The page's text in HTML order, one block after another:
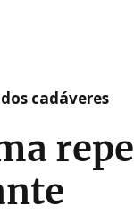
cadáveres